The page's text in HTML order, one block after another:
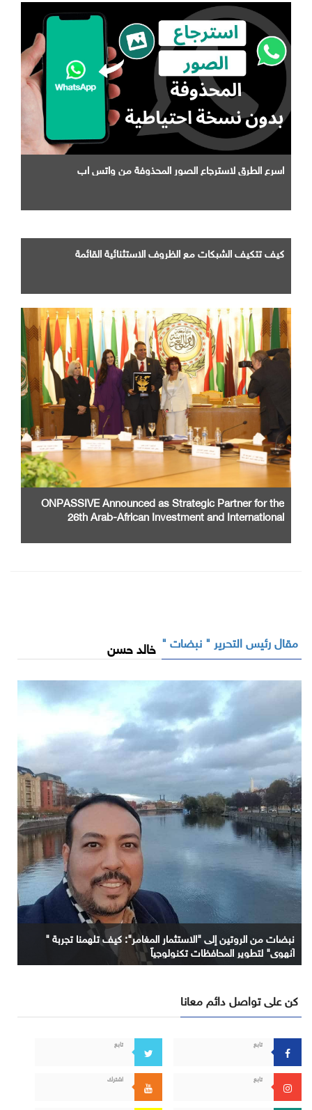
اسرع الطرق لاسترجاع الصور المحذوفة من واتس اب
كيف تتكيف الشبكات مع الظروف الاستثنائية القائمة
ONPASSIVE Announced as Strategic Partner for the
26th Arab-African Investment and International
مقال رئيس التحرير " نبضات " خالد حسن
نبضات من الروتين إلى "الاستثمار المغامر": كيف تلهمنا تجربة "
آنهوي" لتطوير المحافظات تكنولوجياً
كن على تواصل دائم معانا
تابع تابع
تابع اشترك